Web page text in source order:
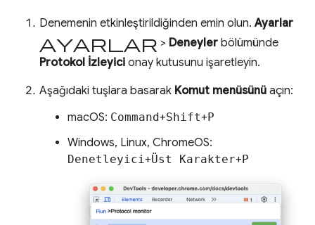
Denemenin etkinleştirildiğinden emin olun.Ayarlar
ayarlar > Deneyler bölümünde
Protokol İzleyici onay kutusunu işaretleyin.
Aşağıdaki tuşlara basarak Komut menüsünü açın:
macOS: Command+Shift+P
Windows, Linux, ChromeOS:
Denetleyici+Üst Karakter+P